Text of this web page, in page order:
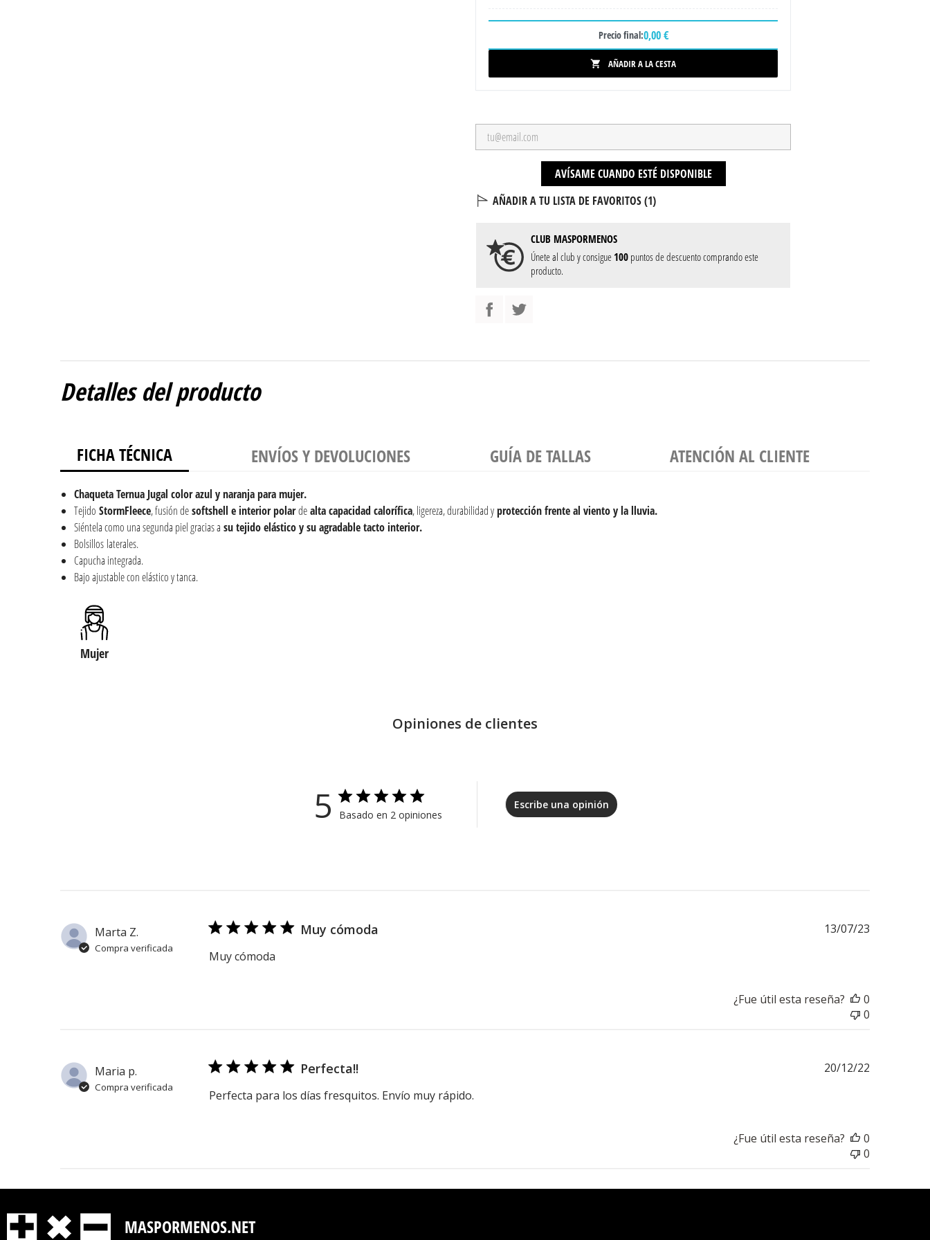
Precio final:0,00 €
 AÑADIR A LA CESTA
AVÍSAME CUANDO ESTÉ DISPONIBLE
AÑADIR A TU LISTA DE FAVORITOS (1)
CLUB MASPORMENOS
Únete al club y consigue 100puntos de descuento comprando este
producto.
Detalles del producto
FICHA TÉCNICA ENVÍOS Y DEVOLUCIONES GUÍA DE TALLAS ATENCIÓN AL CLIENTE
Chaqueta Ternua Jugal color azul y naranja para mujer.
Tejido StormFleece, fusión desoftshell e interior polardealta capacidad calorífica, ligereza, durabilidad yprotección frente al viento y la lluvia.
Siéntela como una segunda piel gracias a su tejido elástico y su agradable tacto interior.
Bolsillos laterales.
Capucha integrada.
Bajo ajustable con elástico y tanca.
Mujer
Opiniones de clientes
5 Basado en 2 opiniones
Escribe una opinión
Marta Z.
Compra verificada
Muy cómoda
Muy cómoda
13/07/23
¿Fue útil esta reseña?
0
0
Maria p.
Compra verificada
Perfecta!!
Perfecta para los días fresquitos. Envío muy rápido.
20/12/22
¿Fue útil esta reseña?
0
0
MASPORMENOS.NET